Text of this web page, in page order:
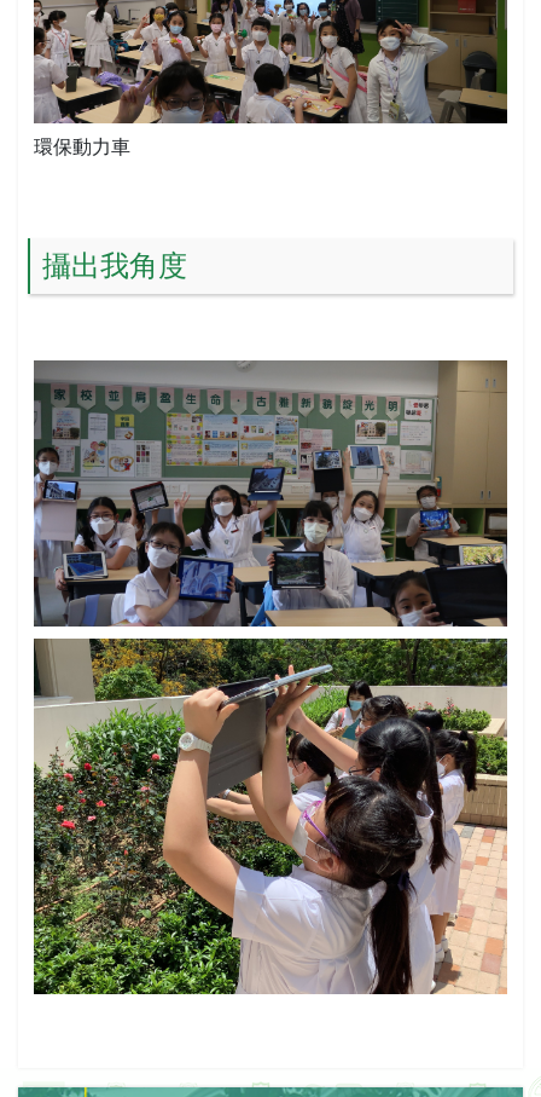
環保動力車
攝出我角度